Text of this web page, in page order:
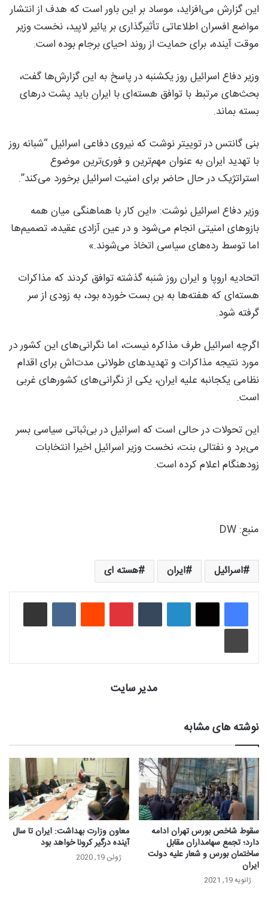
این گزارش می‌افزاید، موساد بر این باور است که هدف از انتشار
مواضع افسران اطلاعاتی تأثیرگذاری بر یائیر لاپید، نخست وزیر
موقت آینده، برای حمایت از روند احیای برجام بوده است.
وزیر دفاع اسرائیل روز یکشنبه در پاسخ به این گزارش‌ها گفت،
بحث‌های مرتبط با توافق هسته‌ای با ایران باید پشت درهای
بسته بماند.
بنی گانتس در توییتر نوشت که نیروی دفاعی اسرائیل “شبانه روز
با تهدید ایران به عنوان مهم‌ترین و فوری‌ترین موضوع
استراتژیک در حال حاضر برای امنیت اسرائیل برخورد می‌کند”.
وزیر دفاع اسرائیل نوشت: «این کار با هماهنگی میان همه
بازوهای امنیتی انجام می‌شود و در عین آزادی عقیده، تصمیم‌ها
اما توسط رده‌های سیاسی اتخاذ می‌شوند.»
اتحادیه اروپا و ایران روز شنبه گذشته توافق کردند که مذاکرات
هسته‌ای که هفته‌ها به بن بست خورده بود، به زودی از سر
گرفته شود.
اگرچه اسرائیل طرف مذاکره نیست، اما نگرانی‌های این کشور در
مورد نتیجه مذاکرات و تهدیدهای طولانی‌ مدت‌اش برای اقدام
نظامی یکجانبه علیه ایران، یکی از نگرانی‌های کشورهای غربی
است.
این تحولات در حالی است که اسرائیل در بی‌ثباتی سیاسی بسر
می‌برد و نفتالی بنت، نخست وزیر اسرائیل اخیرا انتخابات
زودهنگام اعلام کرده است.
منبع:‌ DW
اسرائیل ایران هسته ای
لینکدین ‫پین‌ترست ‫رددیت
چاپ
مدیر سایت
نوشته های مشابه
سقوط شاخص بورس تهران ادامه
دارد؛ تجمع سهامداران مقابل
ساختمان بورس و شعار علیه دولت
ایران
ژانویه 19, 2021
معاون وزارت بهداشت: ایران تا سال
آینده درگیر کرونا خواهد بود
ژوئن 19, 2020